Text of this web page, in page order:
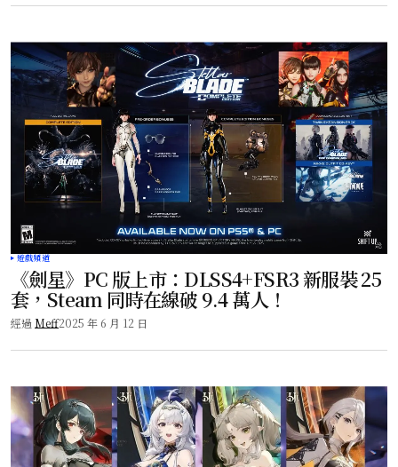
遊戲頻道
《劍星》PC 版上市：DLSS4+FSR3 新服裝 25
套，Steam 同時在線破 9.4 萬人！
經過 Meff2025 年 6 月 12 日